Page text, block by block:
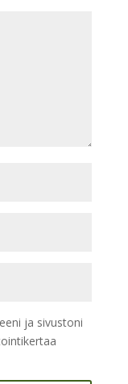
ja sivustoni